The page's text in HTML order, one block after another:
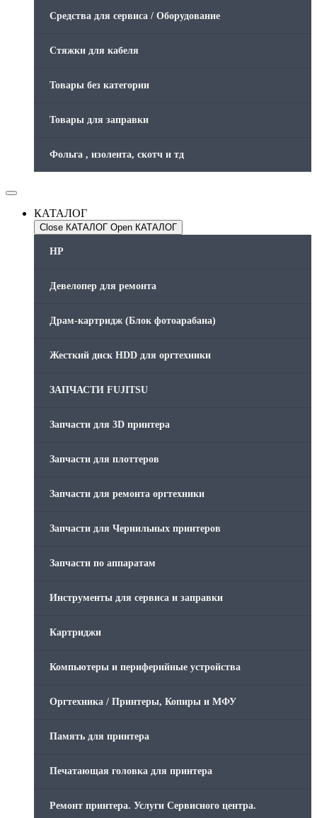
Средства для сервиса / Оборудование
Стяжки для кабеля
Товары без категории
Товары для заправки
Фольга , изолента, скотч и тд
КАТАЛОГ
Close КАТАЛОГ Open КАТАЛОГ
HP
Девелопер для ремонта
Драм-картридж (Блок фотоарабана)
Жесткий диск HDD для оргтехники
ЗАПЧАСТИ FUJITSU
Запчасти для 3D принтера
Запчасти для плоттеров
Запчасти для ремонта оргтехники
Запчасти для Чернильных принтеров
Запчасти по аппаратам
Инструменты для сервиса и заправки
Картриджи
Компьютеры и периферийные устройства
Оргтехника / Принтеры, Копиры и МФУ
Память для принтера
Печатающая головка для принтера
Ремонт принтера. Услуги Сервисного центра.